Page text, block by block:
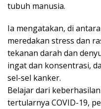
tubuh manusia.
Ia mengatakan, di
meredakan stress dan
tekanan darah dan
ingat dan konsentrasi,
sel-sel kanker.
Belajar dari
tertularnya COVID-19,